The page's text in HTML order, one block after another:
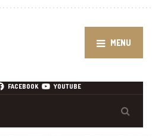
MENU
FACEBOOK YOUTUBE